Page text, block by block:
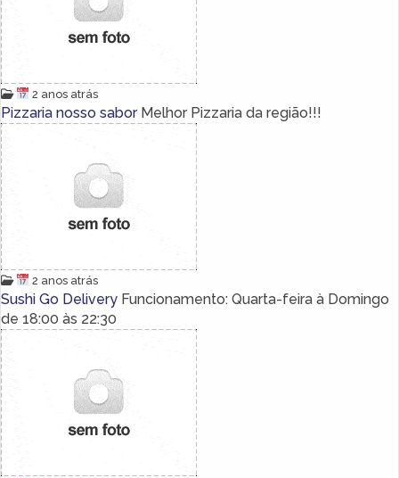
2 anos atrás
Pizzaria nosso sabor Melhor Pizzaria da região!!!
2 anos atrás
Sushi Go Delivery Funcionamento: Quarta-feira à Domingo
de 18:00 às 22:30